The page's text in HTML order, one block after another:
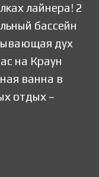
лайнера! 2
бассейн
дух
на Краун
ванна в
отдых –